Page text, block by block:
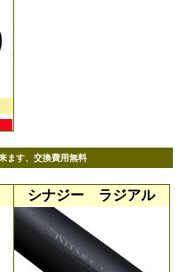
ます、交換費用無料
シナジー ラジアル